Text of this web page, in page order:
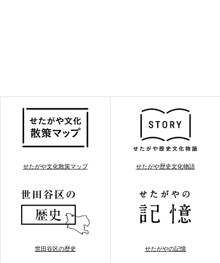
せたがや文化散策マップ せたがや歴史文化物語
世田谷区の歴史 せたがやの記憶